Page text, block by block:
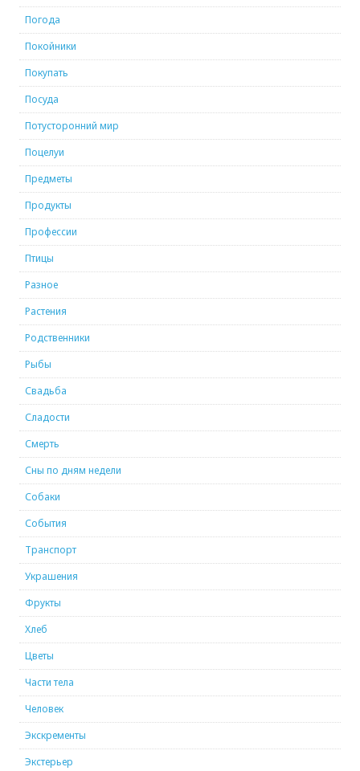
Погода
Покойники
Покупать
Посуда
Потусторонний мир
Поцелуи
Предметы
Продукты
Профессии
Птицы
Разное
Растения
Родственники
Рыбы
Свадьба
Сладости
Смерть
Сны по дням недели
Собаки
События
Транспорт
Украшения
Фрукты
Хлеб
Цветы
Части тела
Человек
Экскременты
Экстерьер